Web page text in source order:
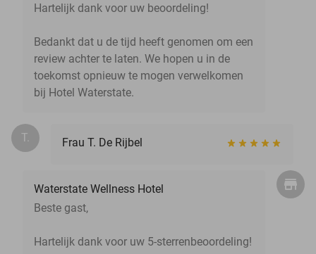
Hartelijk dank voor uw beoordeling!
Bedankt dat u de tijd heeft genomen om een
review achter te laten. We hopen u in de
toekomst opnieuw te mogen verwelkomen
bij Hotel Waterstate.
T. Frau T. De Rijbel
Waterstate Wellness Hotel
Beste gast,
Hartelijk dank voor uw 5-sterrenbeoordeling!